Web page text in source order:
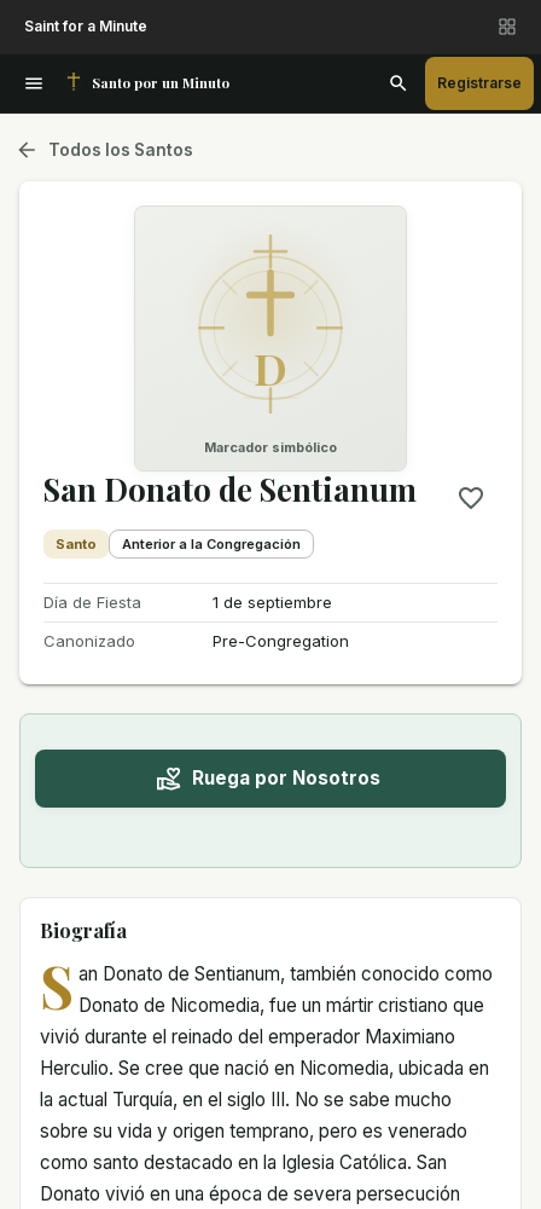
Saint for a Minute
Santo por un Minuto Registrarse
Todos los Santos
D
Marcador simbólico
San Donato de Sentianum
Santo Anterior a la Congregación
Día de Fiesta
1 de septiembre
Canonizado
Pre-Congregation
Ruega por Nosotros
Biografía
S an Donato de Sentianum, también conocido como
Donato de Nicomedia, fue un mártir cristiano que
vivió durante el reinado del emperador Maximiano
Herculio. Se cree que nació en Nicomedia, ubicada en
la actual Turquía, en el siglo III. No se sabe mucho
sobre su vida y origen temprano, pero es venerado
como santo destacado en la Iglesia Católica. San
Donato vivió en una época de severa persecución